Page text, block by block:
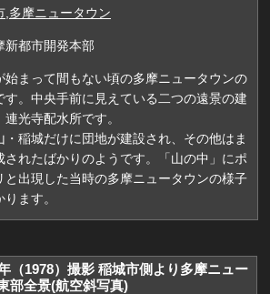
,多摩ニュータウン
新都市開発本部
始まって間もない頃の多摩ニュータウンの
す。中央手前に見えている二つの遠景の建
連光寺配水所です。
稲城だけに団地が建設され、その他はま
されたばかりのようです。「山の中」にポ
と出現した当時の多摩ニュータウンの様子
ます。
（1978）撮影 稲城市側より多摩ニュー
部全景(航空斜写真)